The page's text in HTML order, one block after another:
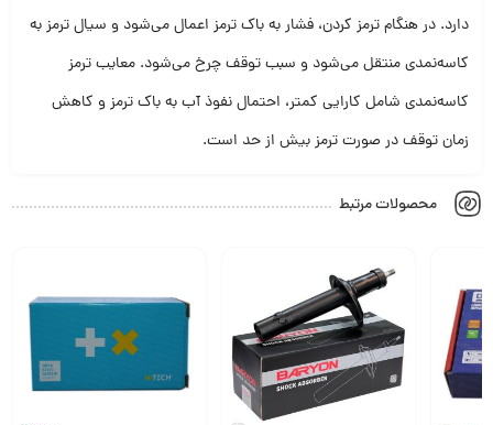
دارد. در هنگام ترمز کردن، فشار به باک ترمز اعمال می‌شود و سیال ترمز به
کاسه‌نمدی منتقل می‌شود و سبب توقف چرخ می‌شود. معایب ترمز
کاسه‌نمدی شامل کارایی کمتر، احتمال نفوذ آب به باک ترمز و کاهش
زمان توقف در صورت ترمز بیش از حد است.
محصولات مرتبط